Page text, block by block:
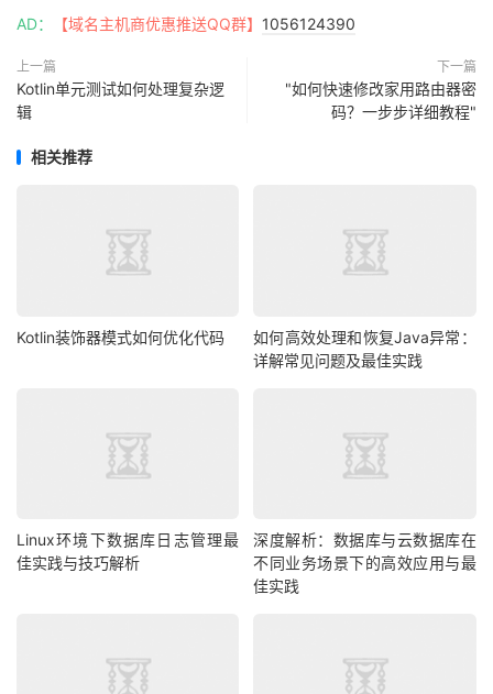
AD： 【域名主机商优惠推送QQ群】 1056124390
上一篇
Kotlin单元测试如何处理复杂逻
辑
下一篇
"如何快速修改家用路由器密
码？一步步详细教程"
相关推荐
Kotlin装饰器模式如何优化代码
如何高效处理和恢复Java异常：
详解常见问题及最佳实践
Linux环境下数据库日志管理最
佳实践与技巧解析
深度解析：数据库与云数据库在
不同业务场景下的高效应用与最
佳实践